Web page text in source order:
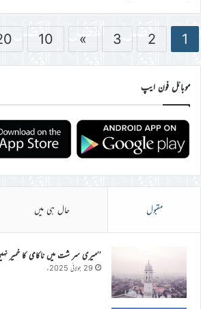
1
2
3
»
10
موبائل فون ایپ
مقبول حال ہی میں
’’میری سر شت میں ناکامی کا خمیر
29 جولائی 2025ء